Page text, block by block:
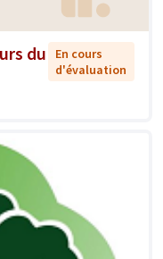
du
En cours
d'évaluation